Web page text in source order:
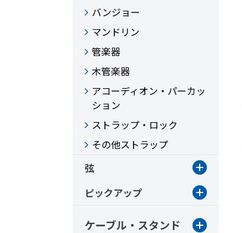
バンジョー
マンドリン
管楽器
木管楽器
アコーディオン・パーカッ
ション
ストラップ・ロック
その他ストラップ
弦
ピックアップ
ケーブル・スタンド